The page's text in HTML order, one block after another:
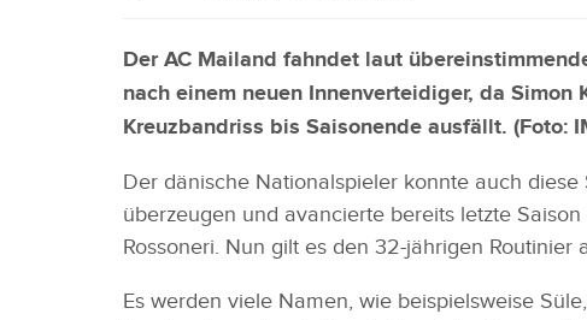
Der AC Mailand fahndet laut
nach einem neuen Innenverteidiger, da
Kreuzbandriss bis Saisonende ausfällt. (Foto:
Der dänische Nationalspieler konnte auch
überzeugen und avancierte bereits letzte
Rossoneri. Nun gilt es den 32-jährigen Routinier
Es werden viele Namen, wie beispielsweise